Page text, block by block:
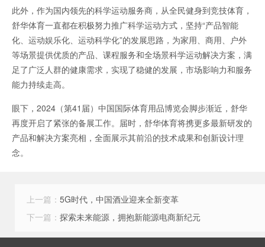
此外，作为国内领先的科学运动服务商，从全民健身到竞技体育，
舒华体育一直都在积极努力推广科学运动方式，坚持“产品智能
化、运动娱乐化、运动科学化”的发展思路，为家用、商用、户外
等场景提供优质的产品、课程服务和全场景科学运动解决方案，满
足了广泛人群的健康需求，实现了稳健的发展，市场影响力和服务
能力持续走高。
眼下，2024（第41届）中国国际体育用品博览会脚步渐近，舒华
再度开启了紧张的备展工作。届时，舒华体育将携更多最新研发的
产品和解决方案亮相，全面展示其前沿的技术成果和创新设计理
念。
上一篇： 5G时代，中国酒业迎来全新变革
下一篇： 探索未来能源，拥抱新能源电商新纪元